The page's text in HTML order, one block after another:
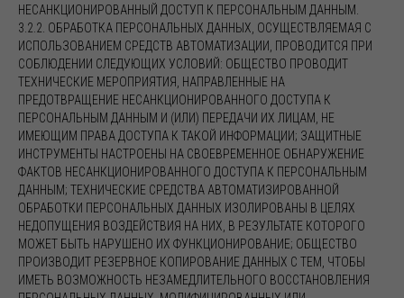
НЕСАНКЦИОНИРОВАННЫЙ ДОСТУП К ПЕРСОНАЛЬНЫМ ДАННЫМ.
3.2.2. ОБРАБОТКА ПЕРСОНАЛЬНЫХ ДАННЫХ, ОСУЩЕСТВЛЯЕМАЯ С
ИСПОЛЬЗОВАНИЕМ СРЕДСТВ АВТОМАТИЗАЦИИ, ПРОВОДИТСЯ ПРИ
СОБЛЮДЕНИИ СЛЕДУЮЩИХ УСЛОВИЙ: ОБЩЕСТВО ПРОВОДИТ
ТЕХНИЧЕСКИЕ МЕРОПРИЯТИЯ, НАПРАВЛЕННЫЕ НА
ПРЕДОТВРАЩЕНИЕ НЕСАНКЦИОНИРОВАННОГО ДОСТУПА К
ПЕРСОНАЛЬНЫМ ДАННЫМ И (ИЛИ) ПЕРЕДАЧИ ИХ ЛИЦАМ, НЕ
ИМЕЮЩИМ ПРАВА ДОСТУПА К ТАКОЙ ИНФОРМАЦИИ; ЗАЩИТНЫЕ
ИНСТРУМЕНТЫ НАСТРОЕНЫ НА СВОЕВРЕМЕННОЕ ОБНАРУЖЕНИЕ
ФАКТОВ НЕСАНКЦИОНИРОВАННОГО ДОСТУПА К ПЕРСОНАЛЬНЫМ
ДАННЫМ; ТЕХНИЧЕСКИЕ СРЕДСТВА АВТОМАТИЗИРОВАННОЙ
ОБРАБОТКИ ПЕРСОНАЛЬНЫХ ДАННЫХ ИЗОЛИРОВАНЫ В ЦЕЛЯХ
НЕДОПУЩЕНИЯ ВОЗДЕЙСТВИЯ НА НИХ, В РЕЗУЛЬТАТЕ КОТОРОГО
МОЖЕТ БЫТЬ НАРУШЕНО ИХ ФУНКЦИОНИРОВАНИЕ; ОБЩЕСТВО
ПРОИЗВОДИТ РЕЗЕРВНОЕ КОПИРОВАНИЕ ДАННЫХ С ТЕМ, ЧТОБЫ
ИМЕТЬ ВОЗМОЖНОСТЬ НЕЗАМЕДЛИТЕЛЬНОГО ВОССТАНОВЛЕНИЯ